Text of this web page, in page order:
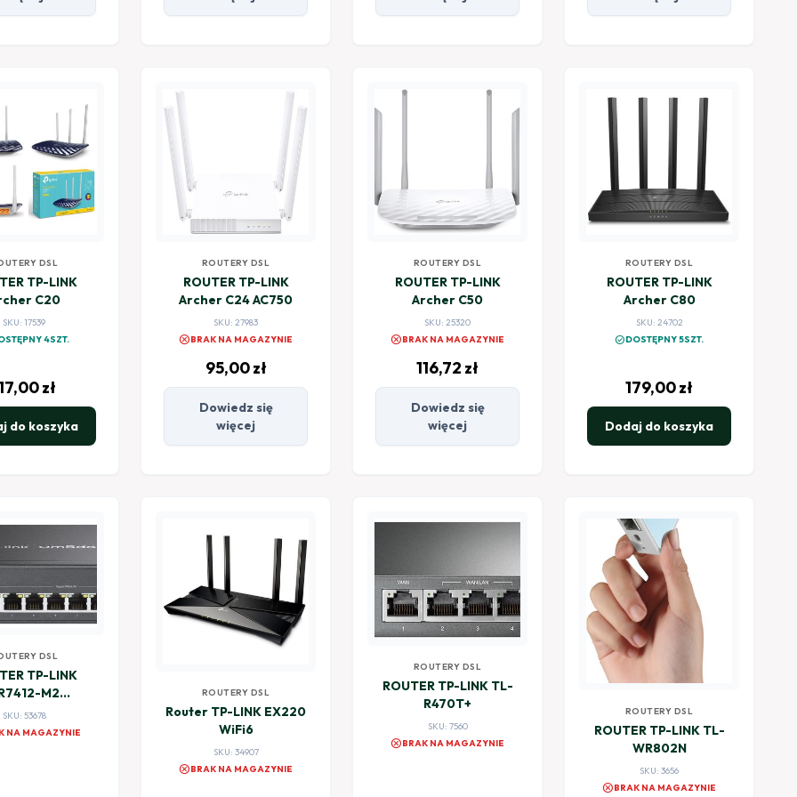
DSL
TP-LINK
C20
SKU: 17539
4SZT.
zł
do koszyka
ROUTERY DSL
ROUTER TP-LINK
Archer C24 AC750
SKU: 27983
cancelBRAK NA MAGAZYNIE
95,00zł
Dowiedz się
więcej
ROUTERY DSL
ROUTER TP-LINK
Archer C50
SKU: 25320
cancelBRAK NA MAGAZYNIE
116,72 zł
Dowiedz się
więcej
ROUTERY DSL
ROUTER TP-LINK
Archer C80
SKU: 24702
check_circleDOSTĘPNY 5SZT.
179,00zł
Dodaj do koszyka
DSL
TP-LINK
M2
VPN
M2)
SKU: 53678
NA MAGAZYNIE
ROUTERY DSL
Router TP-LINK EX220
WiFi6
SKU: 34907
cancelBRAK NA MAGAZYNIE
ROUTERY DSL
ROUTER TP-LINK TL-
R470T+
SKU: 7560
cancelBRAK NA MAGAZYNIE
ROUTERY DSL
ROUTER TP-LINK TL-
WR802N
SKU: 3656
cancelBRAK NA MAGAZYNIE